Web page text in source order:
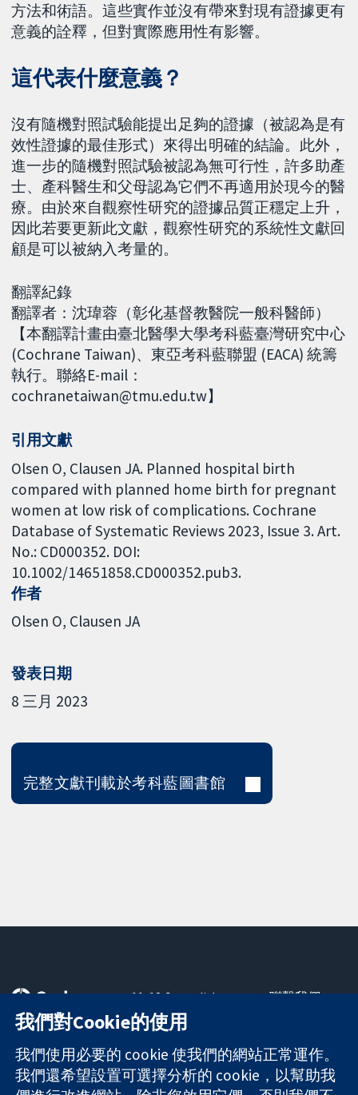
方法和術語。這些實作並沒有帶來對現有證據更有
意義的詮釋，但對實際應用性有影響。
這代表什麼意義？
沒有隨機對照試驗能提出足夠的證據（被認為是有
效性證據的最佳形式）來得出明確的結論。此外，
進一步的隨機對照試驗被認為無可行性，許多助產
士、產科醫生和父母認為它們不再適用於現今的醫
療。由於來自觀察性研究的證據品質正穩定上升，
因此若要更新此文獻，觀察性研究的系統性文獻回
顧是可以被納入考量的。
翻譯紀錄
翻譯者：沈瑋蓉（彰化基督教醫院一般科醫師）
【本翻譯計畫由臺北醫學大學考科藍臺灣研究中心
(Cochrane Taiwan)、東亞考科藍聯盟 (EACA) 統籌
執行。聯絡E-mail：
cochranetaiwan@tmu.edu.tw】
引用文獻
Olsen O, Clausen JA. Planned hospital birth
compared with planned home birth for pregnant
women at low risk of complications. Cochrane
Database of Systematic Reviews 2023, Issue 3. Art.
No.: CD000352. DOI:
10.1002/14651858.CD000352.pub3.
作者
Olsen O Clausen JA
發表日期
8 三月 2023
完整文獻刊載於考科藍圖書館
可信任實證
知情決定
更完善的健康照
護
11-13 Cavendish
Square
London
W1G 0AN
United Kingdom
聯繫我們
關於我們
工作機會
Cochrane
我們對Cookie的使用
我們使用必要的 cookie 使我們的網站正常運作。
我們還希望設置可選擇分析的 cookie，以幫助我